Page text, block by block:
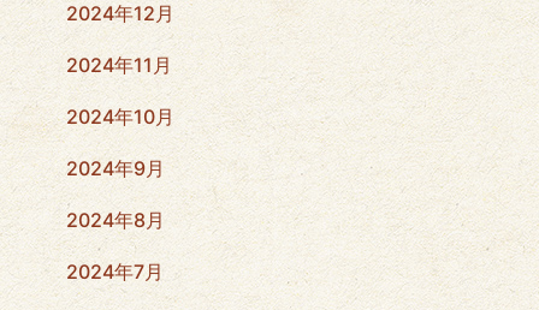
2024年12月
2024年11月
2024年10月
2024年9月
2024年8月
2024年7月